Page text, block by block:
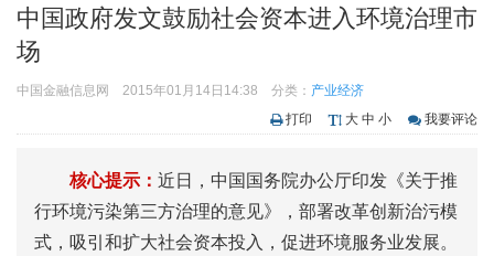
中国政府发文鼓励社会资本进入环境治理市
场
中国金融信息网 2015年01月14日14:38 分类： 产业经济
打印
大 中 小 我要评论
核心提示： 近日，中国国务院办公厅印发《关于推
行环境污染第三方治理的意见》，部署改革创新治污模
式，吸引和扩大社会资本投入，促进环境服务业发展。